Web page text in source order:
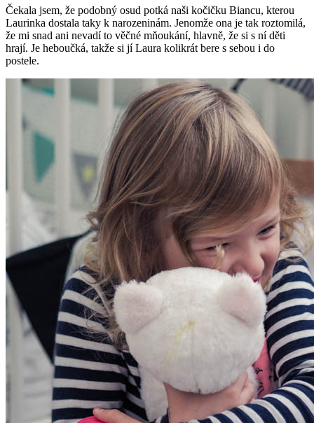
Čekala jsem, že podobný osud potká naši kočičku Biancu, kterou
Laurinka dostala taky k narozeninám. Jenomže ona je tak roztomilá,
že mi snad ani nevadí to věčné mňoukání, hlavně, že si s ní děti
hrají. Je heboučká, takže si jí Laura kolikrát bere s sebou i do
postele.